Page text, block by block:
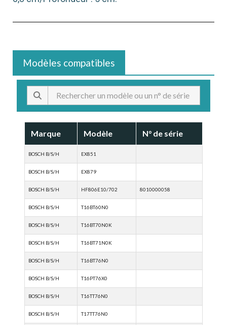
Modèles compatibles
Marque Modèle N° de série